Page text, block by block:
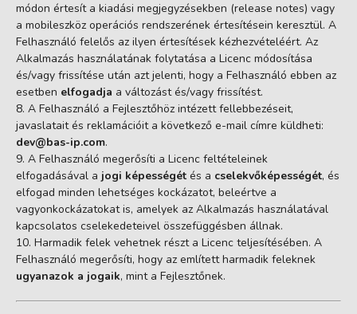
módon értesít a kiadási megjegyzésekben (release notes) vagy
a mobileszköz operációs rendszerének értesítésein keresztül. A
Felhasználó felelős az ilyen értesítések kézhezvételéért. Az
Alkalmazás használatának folytatása a Licenc módosítása
és/vagy frissítése után azt jelenti, hogy a Felhasználó ebben az
esetben elfogadja a változást és/vagy frissítést.
A Felhasználó a Fejlesztőhöz intézett fellebbezéseit,
javaslatait és reklamációit a következő e-mail címre küldheti:
dev@bas-ip.com.
A Felhasználó megerősíti a Licenc feltételeinek
elfogadásával a jogi képességét és a cselekvőképességét, és
elfogad minden lehetséges kockázatot, beleértve a
vagyonkockázatokat is, amelyek az Alkalmazás használatával
kapcsolatos cselekedeteivel összefüggésben állnak.
Harmadik felek vehetnek részt a Licenc teljesítésében. A
Felhasználó megerősíti, hogy az említett harmadik feleknek
ugyanazok a jogaik, mint a Fejlesztőnek.